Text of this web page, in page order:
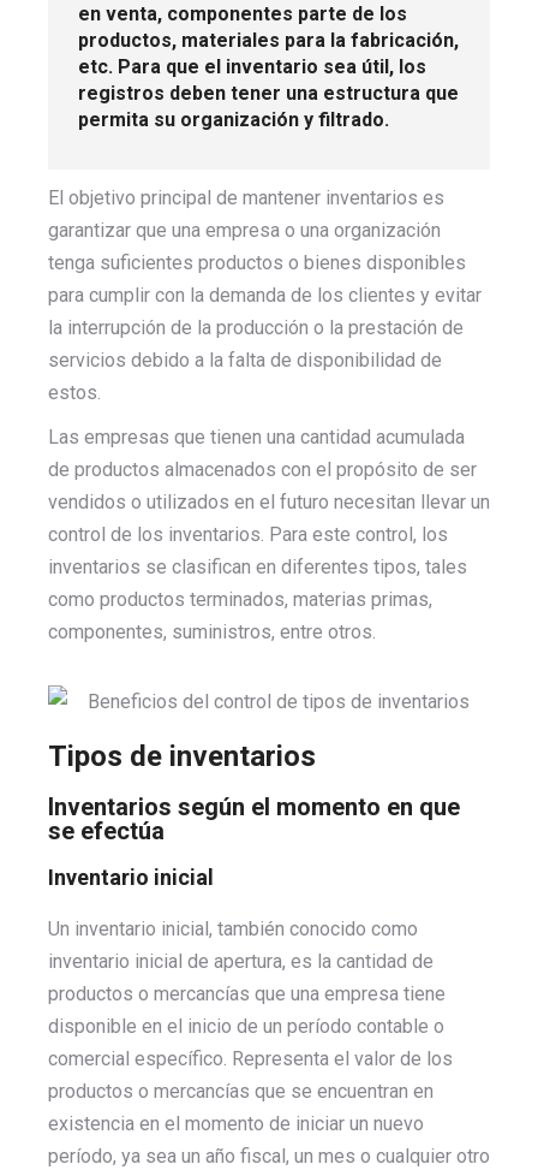
en venta, componentes parte de los
productos, materiales para la fabricación,
etc. Para que el inventario sea útil, los
registros deben tener una estructura que
permita su organización y filtrado.
El objetivo principal de mantener inventarios es
garantizar que una empresa o una organización
tenga suficientes productos o bienes disponibles
para cumplir con la demanda de los clientes y evitar
la interrupción de la producción o la prestación de
servicios debido a la falta de disponibilidad de
estos.
Las empresas que tienen una cantidad acumulada
de productos almacenados con el propósito de ser
vendidos o utilizados en el futuro necesitan llevar un
control de los inventarios. Para este control, los
inventarios se clasifican en diferentes tipos, tales
como productos terminados, materias primas,
componentes, suministros, entre otros.
Tipos de inventarios
Inventarios según el momento en que
se efectúa
Inventario inicial
Un inventario inicial, también conocido como
inventario inicial de apertura, es la cantidad de
productos o mercancías que una empresa tiene
disponible en el inicio de un período contable o
comercial específico. Representa el valor de los
productos o mercancías que se encuentran en
existencia en el momento de iniciar un nuevo
período, ya sea un año fiscal, un mes o cualquier otro